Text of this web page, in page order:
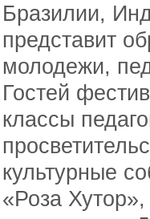
Бразилии,
представит
молодежи,
Гостей
классы
культурные
«Роза